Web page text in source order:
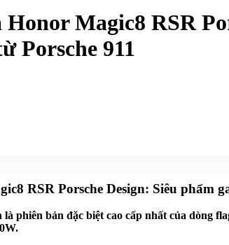
Magic8 RSR
Porsche 911
RSR Porsche Design: Siêu phẩm
phiên bản đặc biệt cao cấp nhất của dòng